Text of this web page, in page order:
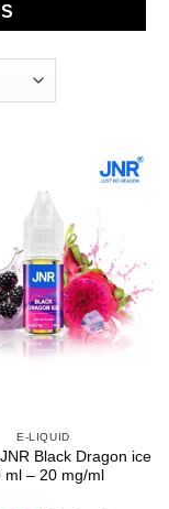
E-LIQUID
Black Dragon ice
ml – 20 mg/ml